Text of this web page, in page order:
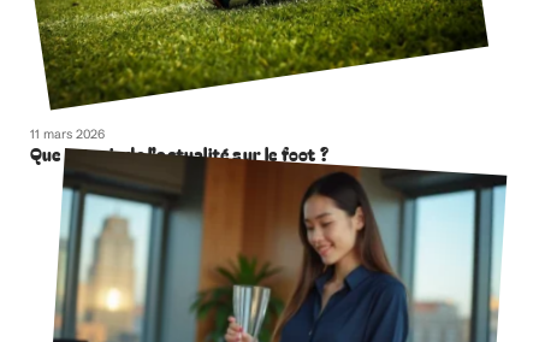
11 mars 2026
Que retenir de l’actualité sur le foot ?